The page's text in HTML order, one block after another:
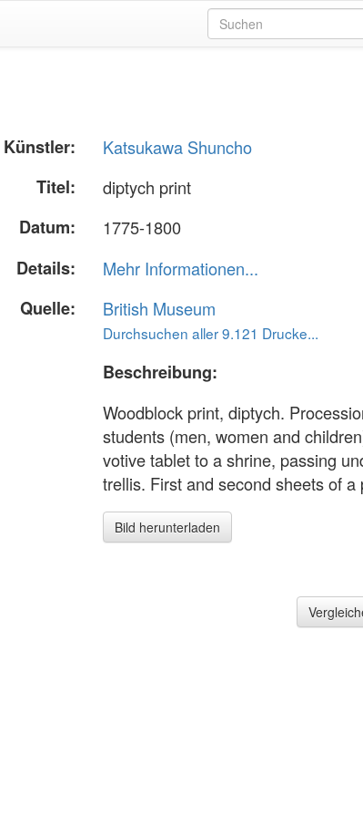
Künstler:
Katsukawa Shuncho
Titel:
diptych print
Datum:
1775-1800
Details:
Mehr Informationen...
Quelle:
British Museum
Durchsuchen aller 9.121 Drucke...
Beschreibung:
Woodblock print, diptych.
students (men, women and
votive tablet to a shrine, passing
trellis. First and second sheets of a
Bild herunterladen